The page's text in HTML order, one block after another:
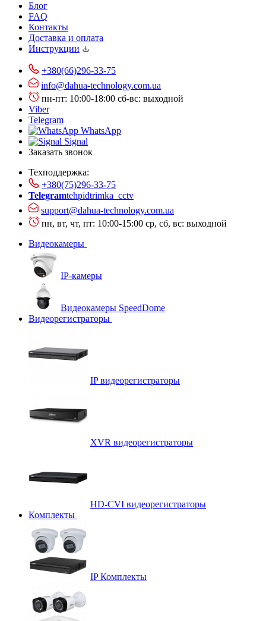
Блог
FAQ
Контакты
Доставка и оплата
Инструкции
+380(66)296-33-75
info@dahua-technology.com.ua
пн-пт: 10:00-18:00 сб-вс: выходной
Viber
Telegram
WhatsApp
Signal
Заказать звонок
Техподдержка:
+380(75)296-33-75
Telegramtehpidtrimka_cctv
support@dahua-technology.com.ua
пн, вт, чт, пт: 10:00-15:00 ср, сб, вс: выходной
Видеокамеры
IP-камеры
Видеокамеры SpeedDome
Видеорегистраторы
IP видеорегистраторы
XVR видеорегистраторы
HD-CVI видеорегистраторы
Комплекты
IP Комплекты